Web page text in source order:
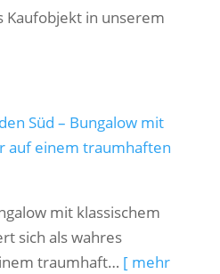
Kaufobjekt in unserem
Süd – Bungalow mit
auf einem traumhaften
mit klassischem
sich als wahres
traumhaft… [ mehr